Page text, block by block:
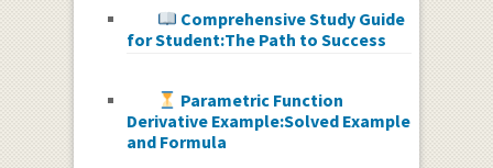
Comprehensive Study Guide
for Student:The Path to Success
Parametric Function
Derivative Example:Solved Example
and Formula